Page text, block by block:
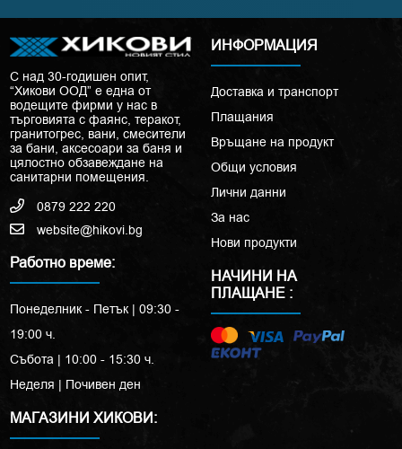
С над 30-годишен опит,
“Хикови ООД” е една от
водещите фирми у нас в
търговията с фаянс, теракот,
гранитогрес, вани, смесители
за бани, аксесоари за баня и
цялостно обзавеждане на
санитарни помещения.
0879 222 220
website@hikovi.bg
Работно време:
Понеделник - Петък | 09:30 -
19:00 ч.
Събота | 10:00 - 15:30 ч.
Неделя | Почивен ден
ИНФОРМАЦИЯ
Доставка и транспорт
Плащания
Връщане на продукт
Общи условия
Лични данни
За нас
Нови продукти
НАЧИНИ НА
ПЛАЩАНЕ :
МАГАЗИНИ ХИКОВИ: